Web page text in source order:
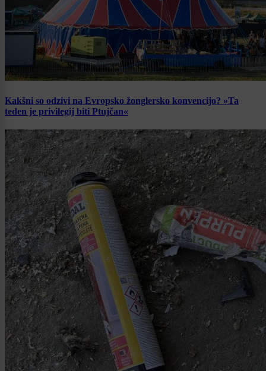
Kakšni so odzivi na Evropsko žonglersko konvencijo? »Ta
teden je privilegij biti Ptujčan«